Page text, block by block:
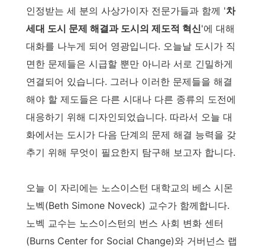
인정받는 세 분의 사상가이자 전문가들과 함께 '차
세대 도시 문제 해결과 도시의 제도적 혁신'에 대해
대화를 나누게 되어 영광입니다. 오늘날 도시가 직
면한 문제들은 시급할 뿐만 아니라 서로 긴밀하게
연결되어 있습니다. 그러나 이러한 문제들을 해결
해야 할 제도들은 다른 시대나 다른 종류의 도전에
대응하기 위해 디자인되었습니다. 따라서 오늘 대
화에서는 도시가 다음 단계의 문제 해결 능력을 갖
추기 위해 무엇이 필요한지 탐구해 보고자 합니다.
오늘 이 자리에는 노스이스턴 대학교의 베스 시몬
노벡(Beth Simone Noveck) 교수가 함께합니다.
노벡 교수는 노스이스턴의 번스 사회 변화 센터
(Burns Center for Social Change)와 거버넌스 랩